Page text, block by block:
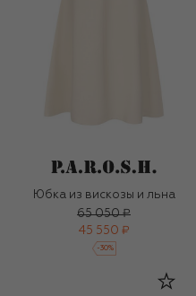
Юбка из вискозы и льна
65 050 ₽
45 550 ₽
-30%